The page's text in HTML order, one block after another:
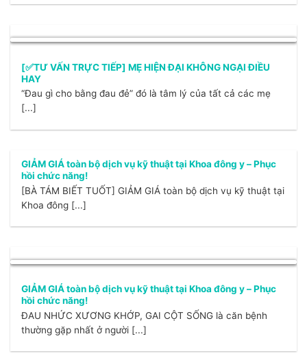
[✅TƯ VẤN TRỰC TIẾP] MẸ HIỆN ĐẠI KHÔNG NGẠI ĐIỀU
HAY
“Đau gì cho bằng đau đẻ” đó là tâm lý của tất cả các mẹ
[...]
GIẢM GIÁ toàn bộ dịch vụ kỹ thuật tại Khoa đông y – Phục
hồi chức năng!
[BÀ TÁM BIẾT TUỐT] GIẢM GIÁ toàn bộ dịch vụ kỹ thuật tại
Khoa đông [...]
GIẢM GIÁ toàn bộ dịch vụ kỹ thuật tại Khoa đông y – Phục
hồi chức năng!
ĐAU NHỨC XƯƠNG KHỚP, GAI CỘT SỐNG là căn bệnh
thường gặp nhất ở người [...]